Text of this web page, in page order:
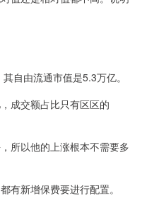
自由流通市值是5.3万亿。
成交额占比只有区区的
所以他的上涨根本不需要多
有新增保费要进行配置。